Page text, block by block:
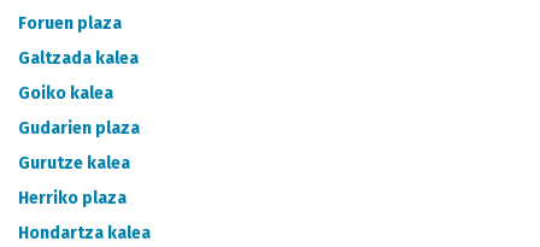
Foruen plaza
Galtzada kalea
Goiko kalea
Gudarien plaza
Gurutze kalea
Herriko plaza
Hondartza kalea